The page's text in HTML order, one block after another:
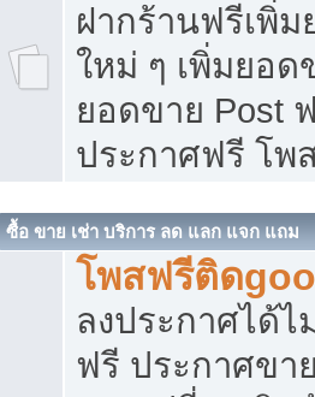
ฝากร้านฟรีเพิ่
ใหม่ ๆ เพิ่มยอด
ยอดขาย Post
ประกาศฟรี โพ
ซื้อ ขาย เช่า บริการ ลด แลก แจก แถม
โพสฟรีติด
ลงประกาศได้
ฟรี ประกาศข